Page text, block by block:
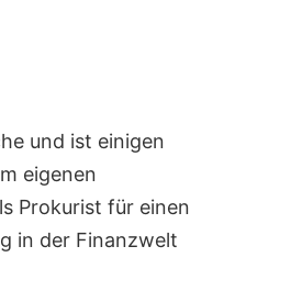
und ist einigen
eigenen
Prokurist für einen
in der Finanzwelt